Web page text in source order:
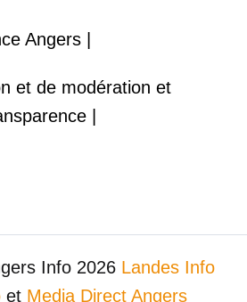
Angers |
et de modération et
|
Info 2026 Landes Info
et Media Direct Angers